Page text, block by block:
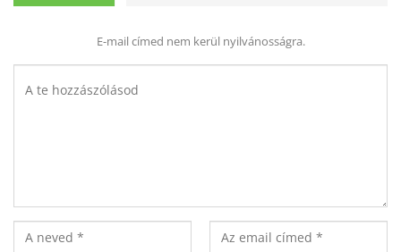
E-mail címed nem kerül nyilvánosságra.